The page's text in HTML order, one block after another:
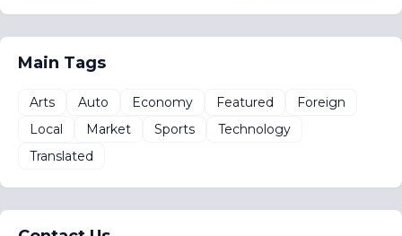
Main Tags
Arts Auto Economy Featured
Foreign
Local
Market Sports
Technology
Translated